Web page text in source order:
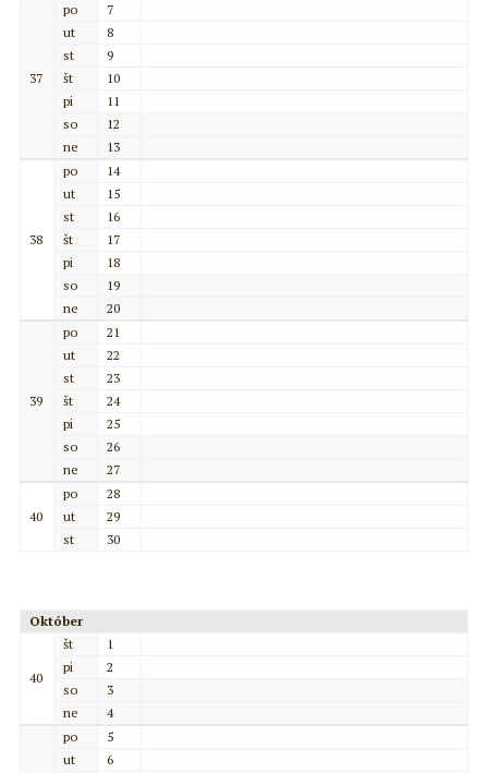
37
po
7
ut
8
st
9
št
10
pi
11
so
12
ne
13
38
po
14
ut
15
st
16
št
17
pi
18
so
19
ne
20
39
po
21
ut
22
st
23
št
24
pi
25
so
26
ne
27
40
po
28
ut
29
st
30
Október
40
št
1
pi
2
so
3
ne
4
po
5
ut
6